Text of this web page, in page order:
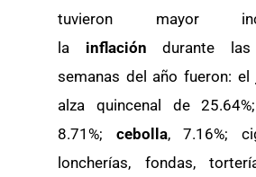
tuvieron mayor
la inflacióndurante
semanas del año fueron: el
alza quincenal de
8.71%; cebolla, 7.16%;
loncherías, fondas,